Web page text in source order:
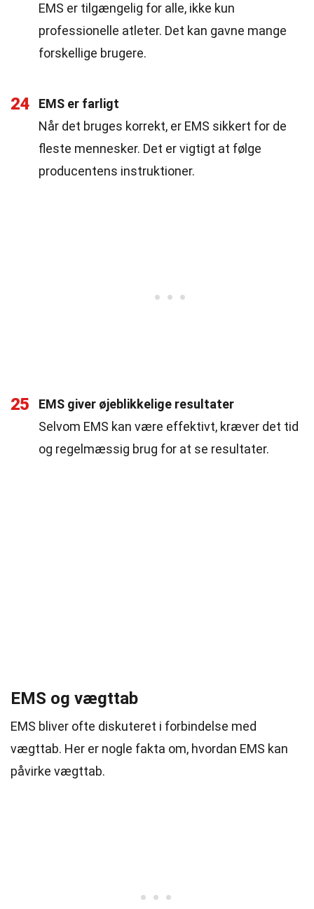
EMS er tilgængelig for alle, ikke kun
professionelle atleter. Det kan gavne mange
forskellige brugere.
24
EMS er farligt
Når det bruges korrekt, er EMS sikkert for de
fleste mennesker. Det er vigtigt at følge
producentens instruktioner.
25
EMS giver øjeblikkelige resultater
Selvom EMS kan være effektivt, kræver det tid
og regelmæssig brug for at se resultater.
EMS og vægttab
EMS bliver ofte diskuteret i forbindelse med
vægttab. Her er nogle fakta om, hvordan EMS kan
påvirke vægttab.